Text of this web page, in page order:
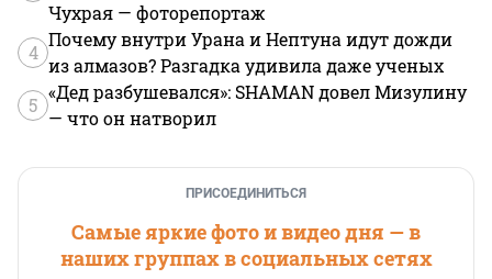
Чухрая — фоторепортаж
4
Почему внутри Урана и Нептуна идут дожди
из алмазов? Разгадка удивила даже ученых
5
«Дед разбушевался»: SHAMAN довел Мизулину
— что он натворил
ПРИСОЕДИНИТЬСЯ
Самые яркие фото и видео дня — в
наших группах в социальных сетях